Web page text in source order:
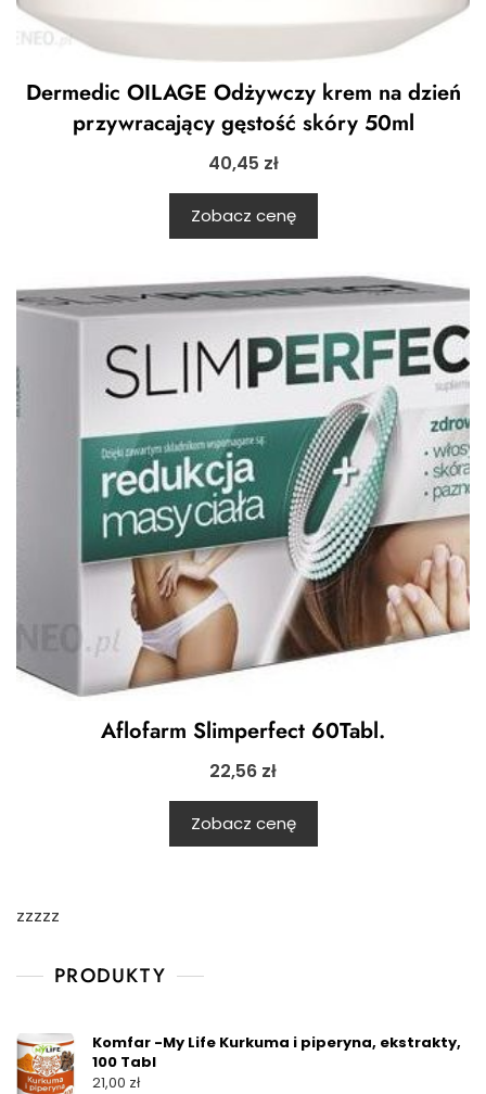
Dermedic OILAGE Odżywczy krem na dzień
przywracający gęstość skóry 50ml
40,45 zł
Zobacz cenę
Aflofarm Slimperfect 60Tabl.
22,56 zł
Zobacz cenę
zzzzz
PRODUKTY
Komfar -My Life Kurkuma i piperyna, ekstrakty,
100 Tabl
21,00 zł